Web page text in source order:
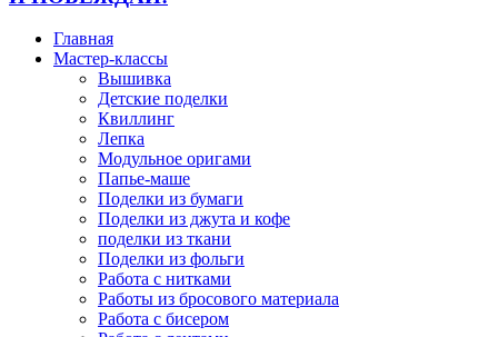
Главная
Мастер-классы
Вышивка
Детские поделки
Квиллинг
Лепка
Модульное оригами
Папье-маше
Поделки из бумаги
Поделки из джута и кофе
поделки из ткани
Поделки из фольги
Работа с нитками
Работы из бросового материала
Работа с бисером